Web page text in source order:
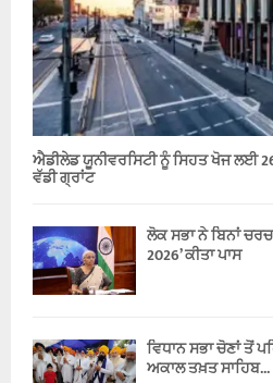
ਐਡੀਲੇਡ ਯੂਨੀਵਰਸਿਟੀ ਨੂੰ ਸਿਹਤ ਖੋਜ ਲਈ
ਵੱਡੀ ਗ੍ਰਾਂਟ
ਲੋਕ ਸਭਾ ਨੇ ਬਿਨਾਂ
2026’ ਕੀਤਾ ਪਾਸ
ਵਿਧਾਨ ਸਭਾ ਚੋਣਾਂ ਤੋਂ
ਅਕਾਲ ਤਖ਼ਤ ਸਾਹਿਬ...